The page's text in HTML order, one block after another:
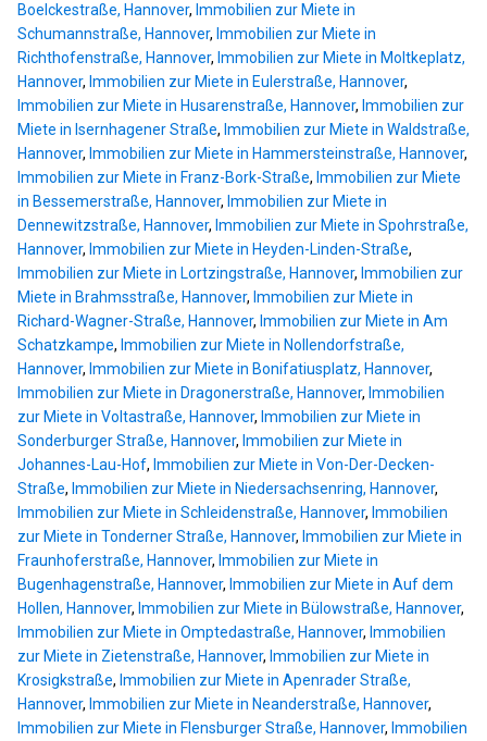
Boelckestraße, Hannover, Immobilien zur Miete in
Schumannstraße, Hannover, Immobilien zur Miete in
Richthofenstraße, Hannover, Immobilien zur Miete in Moltkeplatz,
Hannover, Immobilien zur Miete in Eulerstraße, Hannover,
Immobilien zur Miete in Husarenstraße, Hannover, Immobilien zur
Miete in Isernhagener Straße, Immobilien zur Miete in Waldstraße,
Hannover, Immobilien zur Miete in Hammersteinstraße, Hannover,
Immobilien zur Miete in Franz-Bork-Straße, Immobilien zur Miete
in Bessemerstraße, Hannover, Immobilien zur Miete in
Dennewitzstraße, Hannover, Immobilien zur Miete in Spohrstraße,
Hannover, Immobilien zur Miete in Heyden-Linden-Straße,
Immobilien zur Miete in Lortzingstraße, Hannover, Immobilien zur
Miete in Brahmsstraße, Hannover, Immobilien zur Miete in
Richard-Wagner-Straße, Hannover, Immobilien zur Miete in Am
Schatzkampe, Immobilien zur Miete in Nollendorfstraße,
Hannover, Immobilien zur Miete in Bonifatiusplatz, Hannover,
Immobilien zur Miete in Dragonerstraße, Hannover, Immobilien
zur Miete in Voltastraße, Hannover, Immobilien zur Miete in
Sonderburger Straße, Hannover, Immobilien zur Miete in
Johannes-Lau-Hof, Immobilien zur Miete in Von-Der-Decken-
Straße, Immobilien zur Miete in Niedersachsenring, Hannover,
Immobilien zur Miete in Schleidenstraße, Hannover, Immobilien
zur Miete in Tonderner Straße, Hannover, Immobilien zur Miete in
Fraunhoferstraße, Hannover, Immobilien zur Miete in
Bugenhagenstraße, Hannover, Immobilien zur Miete in Auf dem
Hollen, Hannover, Immobilien zur Miete in Bülowstraße, Hannover,
Immobilien zur Miete in Omptedastraße, Hannover, Immobilien
zur Miete in Zietenstraße, Hannover, Immobilien zur Miete in
Krosigkstraße, Immobilien zur Miete in Apenrader Straße,
Hannover, Immobilien zur Miete in Neanderstraße, Hannover,
Immobilien zur Miete in Flensburger Straße, Hannover, Immobilien